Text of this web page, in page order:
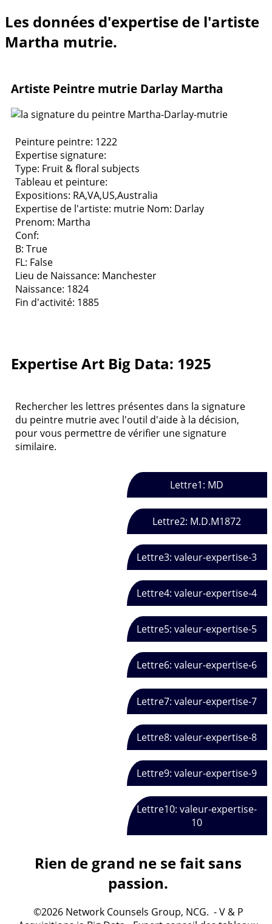
Les données d'expertise de l'artiste
Martha mutrie.
Artiste Peintre mutrie Darlay Martha
Peinture peintre: 1222
Expertise signature:
Type: Fruit & floral subjects
Tableau et peinture:
Expositions: RA,VA,US,Australia
Expertise de l'artiste: mutrie Nom: Darlay
Prenom: Martha
Conf:
B: True
FL: False
Lieu de Naissance: Manchester
Naissance: 1824
Fin d'activité: 1885
Expertise Art Big Data: 1925
Rechercher les lettres présentes dans la signature
du peintre mutrie avec l'outil d'aide à la décision,
pour vous permettre de vérifier une signature
similaire.
Lettre1: MD
Lettre2: M.D.M1872
Lettre3: valeur-expertise-3
Lettre4: valeur-expertise-4
Lettre5: valeur-expertise-5
Lettre6: valeur-expertise-6
Lettre7: valeur-expertise-7
Lettre8: valeur-expertise-8
Lettre9: valeur-expertise-9
Lettre10: valeur-expertise-
10
Rien de grand ne se fait sans
passion.
©2026 Network Counsels Group, NCG. - V & P